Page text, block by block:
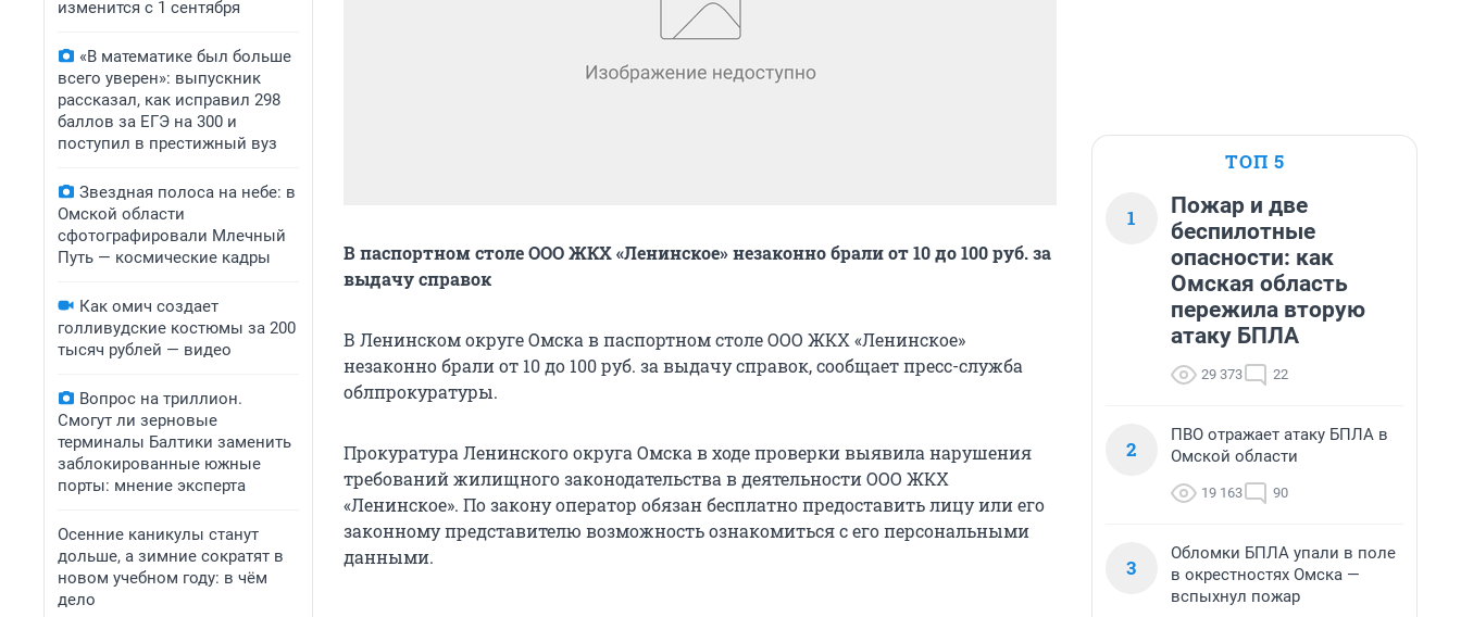
изменится с 1 сентября
«В математике был больше
всего уверен»: выпускник
рассказал, как исправил 298
баллов за ЕГЭ на 300 и
поступил в престижный вуз
Звездная полоса на небе: в
Омской области
сфотографировали Млечный
Путь — космические кадры
Как омич создает
голливудские костюмы за 200
тысяч рублей — видео
Вопрос на триллион.
Смогут ли зерновые
терминалы Балтики заменить
заблокированные южные
порты: мнение эксперта
Осенние каникулы станут
дольше, а зимние сократят в
новом учебном году: в чём
дело
В паспортном столе ООО ЖКХ «Ленинское» незаконно брали от 10 до 100 руб. за
выдачу справок
В Ленинском округе Омска в паспортном столе ООО ЖКХ «Ленинское»
незаконно брали от 10 до 100 руб. за выдачу справок, сообщает пресс-служба
облпрокуратуры.
Прокуратура Ленинского округа Омска в ходе проверки выявила нарушения
требований жилищного законодательства в деятельности ООО ЖКХ
«Ленинское». По закону оператор обязан бесплатно предоставить лицу или его
законному представителю возможность ознакомиться с его персональными
данными.
ТОП 5
1
Пожар и две
беспилотные
опасности: как
Омская область
пережила вторую
атаку БПЛА
29 373 22
2
ПВО отражает атаку БПЛА в
Омской области
19 163 90
3
Обломки БПЛА упали в поле
в окрестностях Омска —
вспыхнул пожар